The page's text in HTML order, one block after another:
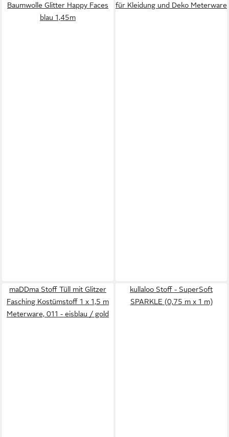
Baumwolle Glitter Happy Faces
blau 1,45m
für Kleidung und Deko Meterware
maDDma Stoff Tüll mit Glitzer
Fasching Kostümstoff 1 x 1,5 m
Meterware, 011 - eisblau / gold
kullaloo Stoff - SuperSoft
SPARKLE (0,75 m x 1 m)